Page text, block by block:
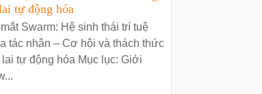
tự động hóa
Swarm: Hệ sinh thái trí tuệ
tác nhân – Cơ hội và thách thức
tự động hóa Mục lục: Giới